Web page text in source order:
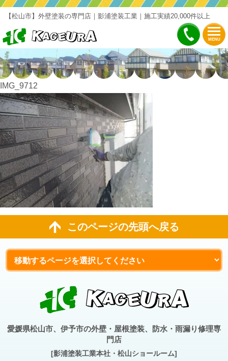
MENU
【松山市】外壁塗装の専門店｜影浦塗装工業｜施工実績20,000件以上
IMG_9712
このページの先頭へ戻る
愛媛県松山市、伊予市の外壁・屋根塗装、防水・雨漏り修理専
門店
[影浦塗装工業本社・松山ショールーム]